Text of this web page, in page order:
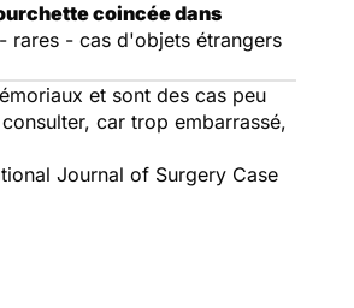
coincée dans
rares - cas d'objets étrangers
et sont des cas peu
car trop embarrassé,
Journal of Surgery Case